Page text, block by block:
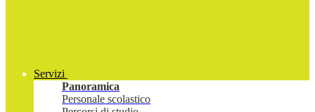
Servizi
Panoramica
Personale scolastico